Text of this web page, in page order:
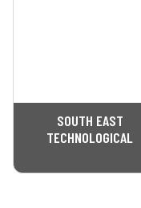
SOUTH EAST
TECHNOLOGICAL